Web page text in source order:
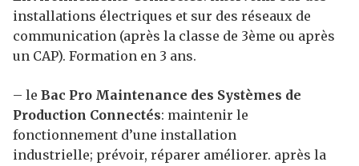
installations électriques et sur des réseaux de
communication (après la classe de 3ème ou après
un CAP). Formation en 3 ans.
– le Bac Pro Maintenance des Systèmes de
Production Connectés: maintenir le
fonctionnement d’une installation
industrielle; prévoir, réparer améliorer. après la